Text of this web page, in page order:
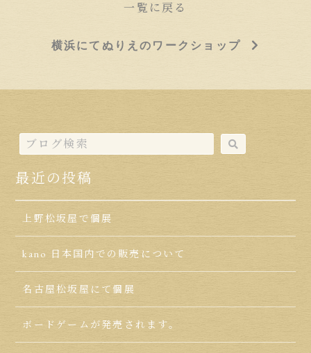
一覧に戻る
横浜にてぬりえのワークショップ
最近の投稿
上野松坂屋で個展
kano 日本国内での販売について
名古屋松坂屋にて個展
ボードゲームが発売されます。